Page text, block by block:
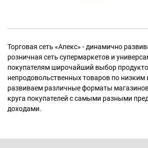
Торговая сеть «Апекс» - динамично
розничная сеть супермаркетов и
покупателям широчайший выбор
непродовольственных товаров по
развиваем различные форматы
круга покупателей с самыми разными
доходами.